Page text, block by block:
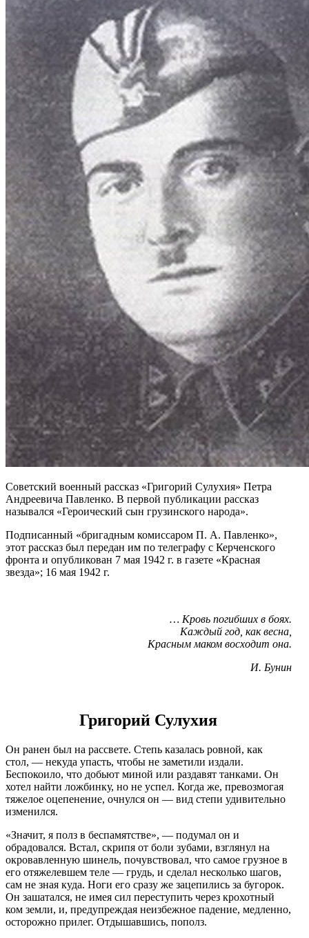
Советский военный рассказ «Григорий Сулухия» Петра
Андреевича Павленко. В первой публикации рассказ
назывался «Героический сын грузинского народа».
Подписанный «бригадным комиссаром П. А. Павленко»,
этот рассказ был передан им по телеграфу с Керченского
фронта и опубликован 7 мая 1942 г. в газете «Красная
звезда»; 16 мая 1942 г.
… Кровь погибших в боях.
Каждый год, как весна,
Красным маком восходит она.
И. Бунин
Григорий Сулухия
Он ранен был на рассвете. Степь казалась ровной, как
стол, — некуда упасть, чтобы не заметили издали.
Беспокоило, что добьют миной или раздавят танками. Он
хотел найти ложбинку, но не успел. Когда же, превозмогая
тяжелое оцепенение, очнулся он — вид степи удивительно
изменился.
«Значит, я полз в беспамятстве», — подумал он и
обрадовался. Встал, скрипя от боли зубами, взглянул на
окровавленную шинель, почувствовал, что самое грузное в
его отяжелевшем теле — грудь, и сделал несколько шагов,
сам не зная куда. Ноги его сразу же зацепились за бугорок.
Он зашатался, не имея сил переступить через крохотный
ком земли, и, предупреждая неизбежное падение, медленно,
осторожно прилег. Отдышавшись, пополз.